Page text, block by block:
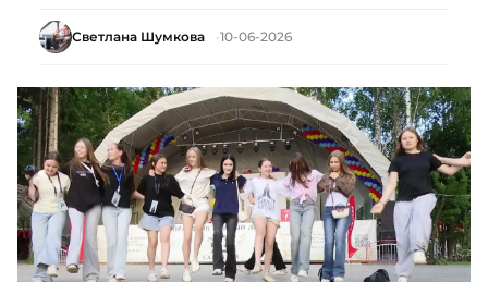
Светлана Шумкова 10-06-2026